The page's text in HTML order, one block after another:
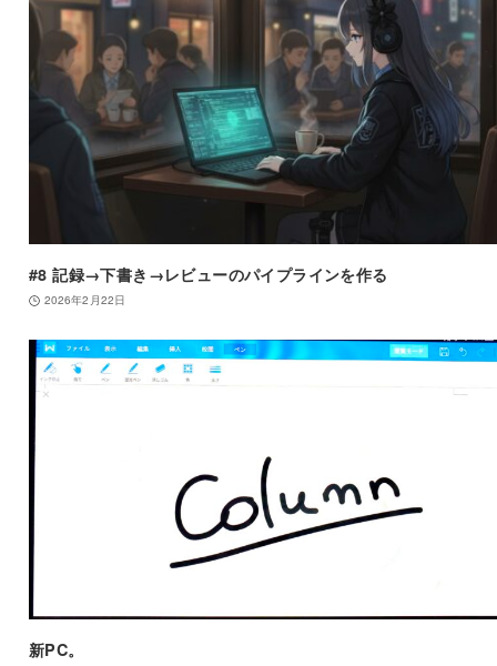
#8 記録→下書き→レビューのパイプラインを作る
2026年2月22日
新PC。